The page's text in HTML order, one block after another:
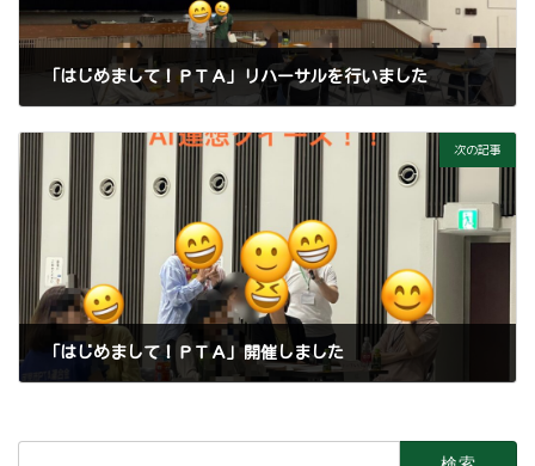
「はじめまして！ＰＴＡ」リハーサルを行いました
次の記事
「はじめまして！ＰＴＡ」開催しました